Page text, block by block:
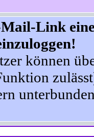
Link
können